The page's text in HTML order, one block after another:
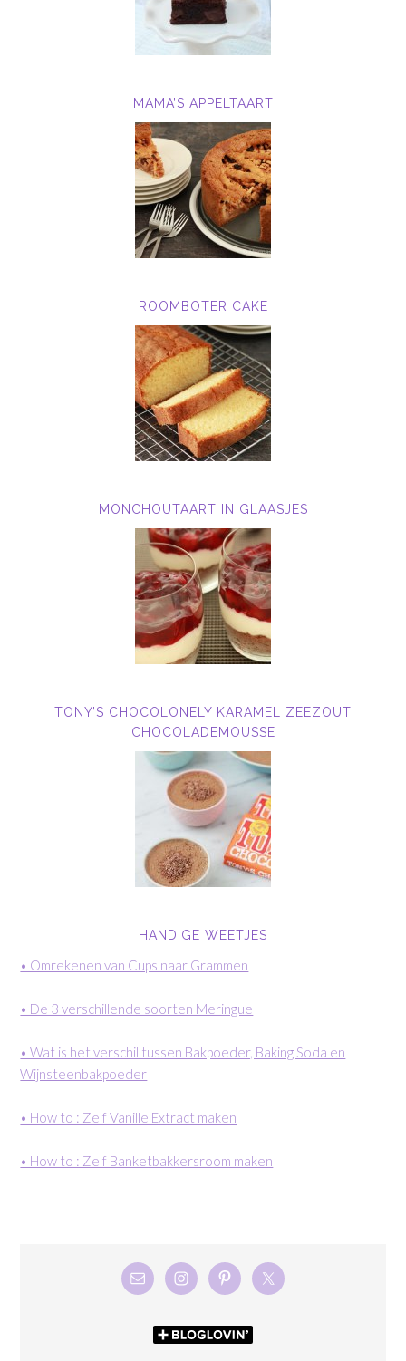
MAMA’S APPELTAART
ROOMBOTER CAKE
MONCHOUTAART IN GLAASJES
TONY’S CHOCOLONELY KARAMEL ZEEZOUT
CHOCOLADEMOUSSE
HANDIGE WEETJES
• Omrekenen van Cups naar Grammen
• De 3 verschillende soorten Meringue
• Wat is het verschil tussen Bakpoeder, Baking Soda en
Wijnsteenbakpoeder
• How to : Zelf Vanille Extract maken
• How to : Zelf Banketbakkersroom maken